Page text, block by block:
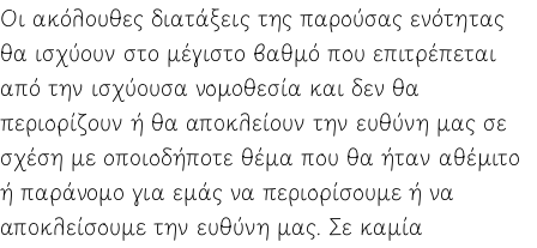
Οι ακόλουθες διατάξεις της παρούσας ενότητας
θα ισχύουν στο μέγιστο βαθμό που επιτρέπεται
από την ισχύουσα νομοθεσία και δεν θα
περιορίζουν ή θα αποκλείουν την ευθύνη μας σε
σχέση με οποιοδήποτε θέμα που θα ήταν αθέμιτο
ή παράνομο για εμάς να περιορίσουμε ή να
αποκλείσουμε την ευθύνη μας. Σε καμία